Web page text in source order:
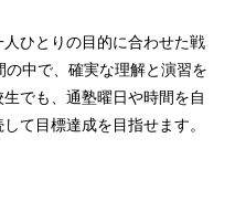
ひとりの目的に合わせた戦
中で、確実な理解と演習を
でも、通塾曜日や時間を自
て目標達成を目指せます。